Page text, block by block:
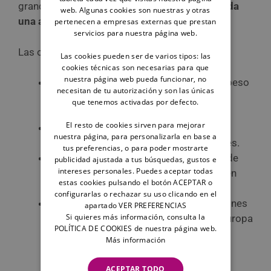
grandes, así querevisa las condiciones de cada
una antes de comprar el billete.
Las opciones desde España son variadas:
Iberia.Permite perros de hasta 45 kg (peso
máximo con transportín incluido) en
Air Europa.Acepta perros grandes en
bodega, aunque con ciertas restricciones.
Vueling.Solo admite perros en cabina de
hasta 10 kg. No permite su transporte en
bodega.
Lufthansa y KLM. Ambas ofrecen opciones
muy dog-friendly en vuelos dentro de Europa
y hacia destinos como Estados Unidos,
web. Algunas cookies son nuestras y otras
pertenecen a empresas externas que prestan
servicios para nuestra página web.
Las cookies pueden ser de varios tipos: las
cookies técnicas son necesarias para que
nuestra página web pueda funcionar, no
necesitan de tu autorización y son las únicas
que tenemos activadas por defecto.
El resto de cookies sirven para mejorar
nuestra página, para personalizarla en base a
tus preferencias, o para poder mostrarte
publicidad ajustada a tus búsquedas, gustos e
intereses personales. Puedes aceptar todas
estas cookies pulsando el botón ACEPTAR o
configurarlas o rechazar su uso clicando en el
apartado VER PREFERENCIAS
Si quieres más información, consulta la
POLÍTICA DE COOKIES de nuestra página web.
Más información
ACEPTAR TODO